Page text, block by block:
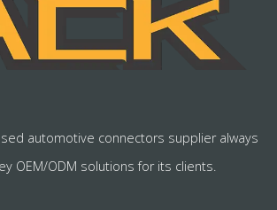
automotive connectors supplier always
OEM/ODM solutions for its clients.